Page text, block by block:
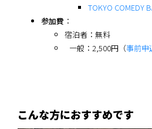
TOKYO COMEDY
参加費 ：
宿泊者：無料
一般：2,500円（事前申
こんな方におすすめです